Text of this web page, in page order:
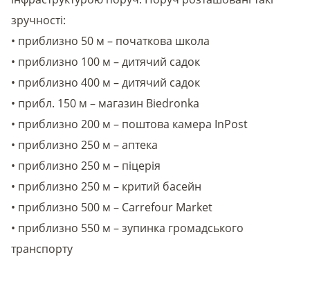
зручності:
• приблизно 50 м – початкова школа
• приблизно 100 м – дитячий садок
• приблизно 400 м – дитячий садок
• прибл. 150 м – магазин Biedronka
• приблизно 200 м – поштова камера InPost
• приблизно 250 м – аптека
• приблизно 250 м – піцерія
• приблизно 250 м – критий басейн
• приблизно 500 м – Carrefour Market
• приблизно 550 м – зупинка громадського
транспорту